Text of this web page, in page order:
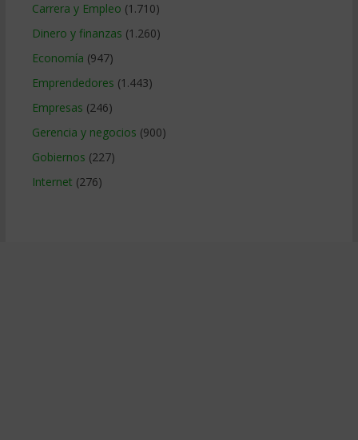
Carrera y Empleo (1.710)
Dinero y finanzas (1.260)
Economía (947)
Emprendedores (1.443)
Empresas (246)
Gerencia y negocios (900)
Gobiernos (227)
Internet (276)